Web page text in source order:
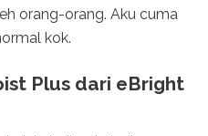
orang-orang. Aku cuma
kok.
Plus dari eBright